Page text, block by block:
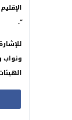
“.
ونواب